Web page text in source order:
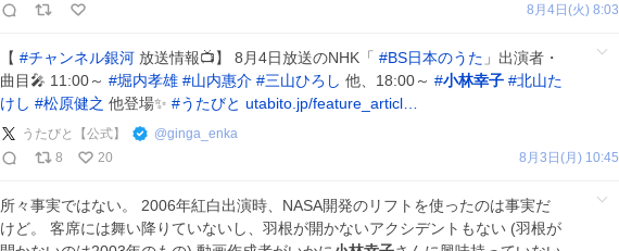
8月4日(火) 8:03
【 #チャンネル銀河 放送情報📺】 8月4日放送のNHK「 #BS日本のうた 」出演者・
曲目🎤 11:00～ #堀内孝雄 #山内惠介 #三山ひろし 他、18:00～ #小林幸子 #北山た
けし #松原健之 他登場✨ #うたびと utabito.jp/feature_articl…
うたびと【公式】 @ginga_enka
8
20 8月3日(月) 10:45
所々事実ではない。 2006年紅白出演時、NASA開発のリフトを使ったのは事実だ
けど。 客席には舞い降りていないし、羽根が開かないアクシデントもない (羽根が